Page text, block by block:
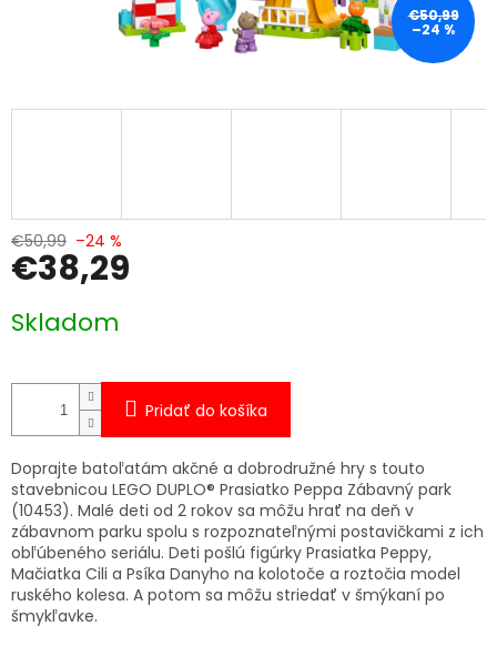
€50,99
–24 %
€50,99 –24 %
€38,29
cena:
Skladom
Pridať do košíka
Doprajte batoľatám akčné a dobrodružné hry s touto
stavebnicou LEGO DUPLO® Prasiatko Peppa Zábavný park
(10453). Malé deti od 2 rokov sa môžu hrať na deň v
zábavnom parku spolu s rozpoznateľnými postavičkami z ich
obľúbeného seriálu. Deti pošlú figúrky Prasiatka Peppy,
Mačiatka Cili a Psíka Danyho na kolotoče a roztočia model
ruského kolesa. A potom sa môžu striedať v šmýkaní po
šmykľavke.